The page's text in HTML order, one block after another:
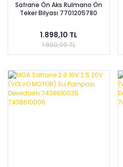
Safrane Ön Aks Rulmano Ön
Teker Bilyası 7701205780
1.898,10 TL
1.900,00 TL